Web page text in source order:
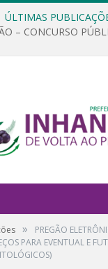
ÚLTIMAS
– CONCURSO
»
PREGÃO
PARA EVENTUAL E